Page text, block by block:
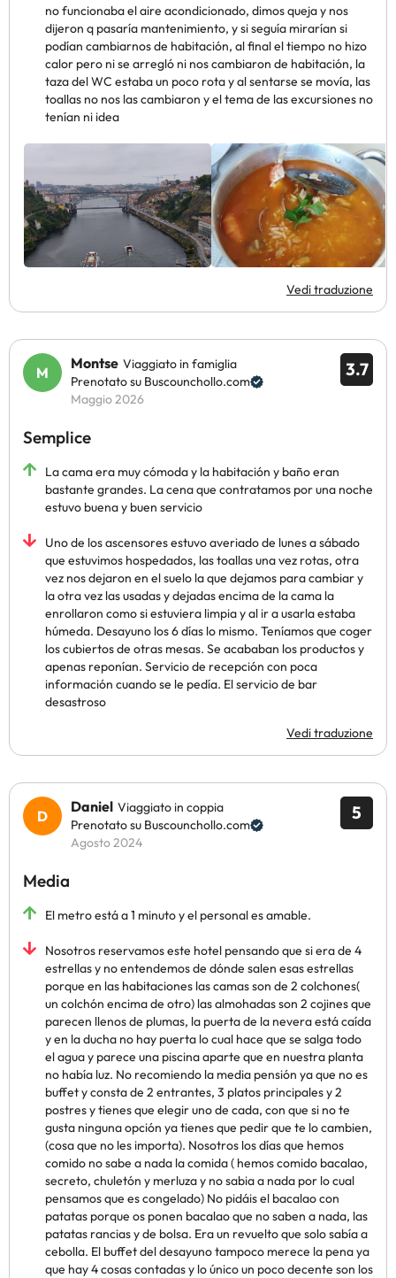
no funcionaba el aire acondicionado, dimos queja y nos
dijeron q pasaría mantenimiento, y si seguía mirarían si
podían cambiarnos de habitación, al final el tiempo no hizo
calor pero ni se arregló ni nos cambiaron de habitación, la
taza del WC estaba un poco rota y al sentarse se movía, las
toallas no nos las cambiaron y el tema de las excursiones no
tenían ni idea
Vedi traduzione
3.7
Montse Viaggiato in famiglia
Prenotato su Buscounchollo.com
Maggio 2026
Semplice
La cama era muy cómoda y la habitación y baño eran
bastante grandes. La cena que contratamos por una noche
estuvo buena y buen servicio
Uno de los ascensores estuvo averiado de lunes a sábado
que estuvimos hospedados, las toallas una vez rotas, otra
vez nos dejaron en el suelo la que dejamos para cambiar y
la otra vez las usadas y dejadas encima de la cama la
enrollaron como si estuviera limpia y al ir a usarla estaba
húmeda. Desayuno los 6 días lo mismo. Teníamos que coger
los cubiertos de otras mesas. Se acababan los productos y
apenas reponían. Servicio de recepción con poca
información cuando se le pedía. El servicio de bar
desastroso
Vedi traduzione
5
Daniel Viaggiato in coppia
Prenotato su Buscounchollo.com
Agosto 2024
Media
El metro está a 1 minuto y el personal es amable.
Nosotros reservamos este hotel pensando que si era de 4
estrellas y no entendemos de dónde salen esas estrellas
porque en las habitaciones las camas son de 2 colchones(
un colchón encima de otro) las almohadas son 2 cojines que
parecen llenos de plumas, la puerta de la nevera está caída
y en la ducha no hay puerta lo cual hace que se salga todo
el agua y parece una piscina aparte que en nuestra planta
no había luz. No recomiendo la media pensión ya que no es
buffet y consta de 2 entrantes, 3 platos principales y 2
postres y tienes que elegir uno de cada, con que si no te
gusta ninguna opción ya tienes que pedir que te lo cambien,
(cosa que no les importa). Nosotros los días que hemos
comido no sabe a nada la comida ( hemos comido bacalao,
secreto, chuletón y merluza y no sabia a nada por lo cual
pensamos que es congelado) No pidáis el bacalao con
patatas porque os ponen bacalao que no saben a nada, las
patatas rancias y de bolsa. Era un revuelto que solo sabía a
cebolla. El buffet del desayuno tampoco merece la pena ya
que hay 4 cosas contadas y lo único un poco decente son los